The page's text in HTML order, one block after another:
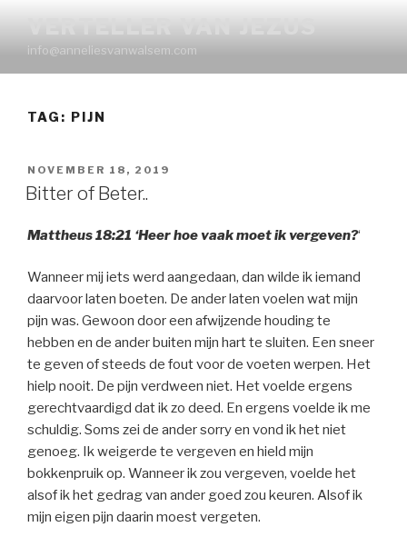
inhoud
springen
info@anneliesvanwalsem.com
TAG: PIJN
GEPLAATST
OP
NOVEMBER 18, 2019
Bitter of Beter..
Mattheus 18:21 ‘Heer hoe vaak moet ik vergeven?‘
Wanneer mij iets werd aangedaan, dan wilde ik iemand
daarvoor laten boeten. De ander laten voelen wat mijn
pijn was. Gewoon door een afwijzende houding te
hebben en de ander buiten mijn hart te sluiten. Een sneer
te geven of steeds de fout voor de voeten werpen. Het
hielp nooit. De pijn verdween niet. Het voelde ergens
gerechtvaardigd dat ik zo deed. En ergens voelde ik me
schuldig. Soms zei de ander sorry en vond ik het niet
genoeg. Ik weigerde te vergeven en hield mijn
bokkenpruik op. Wanneer ik zou vergeven, voelde het
alsof ik het gedrag van ander goed zou keuren. Alsof ik
mijn eigen pijn daarin moest vergeten.